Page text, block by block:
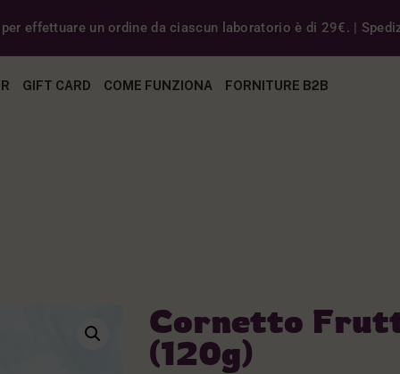
effettuare un ordine da ciascun laboratorio è di 29€. |
GIFT CARD COME FUNZIONA FORNITURE B2B
Cornetto
(120g)